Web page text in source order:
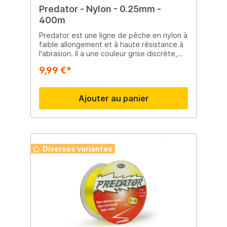
Predator - Nylon - 0.25mm -
400m
Predator est une ligne de pêche en nylon à
faible allongement et à haute résistance à
l'abrasion. Il a une couleur grise discrète,
9,99 €*
Ajouter au panier
Diverses variantes